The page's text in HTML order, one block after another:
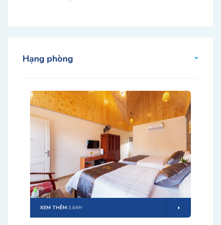
Hạng phòng
XEM THÊM 3 ẢNH